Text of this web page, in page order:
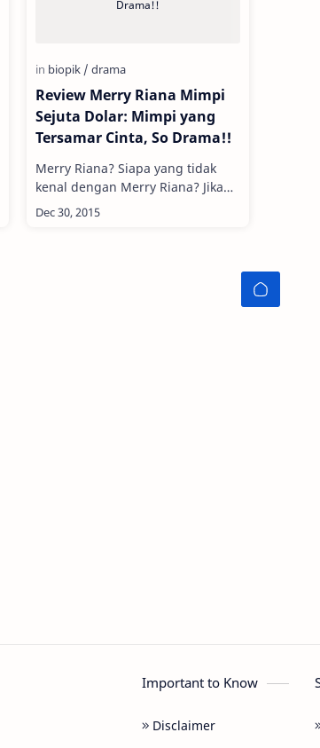
Review Merry Riana Mimpi
Sejuta Dolar: Mimpi yang
Tersamar Cinta, So Drama!!
Merry Riana? Siapa yang tidak
kenal dengan Merry Riana? Jika
pertanyaan tersebut ditujukan
pada saya maka saya akan
Important to Know
Disclaimer